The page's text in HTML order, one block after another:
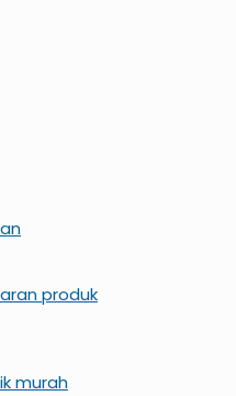
produk
murah